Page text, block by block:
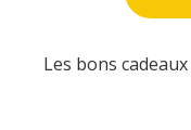
Les bons